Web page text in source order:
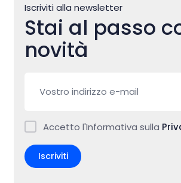
Iscriviti alla newsletter
Stai al passo
novità
Accetto l'Informativa sulla
Iscriviti